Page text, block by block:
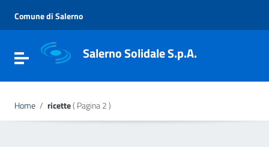
Vai al menu di navigazione
Vai al footer
Comune di Salerno
Attiva / disattiva la navigazione
Salerno Solidale S.p.A.
Home / ricette( Pagina 2 )